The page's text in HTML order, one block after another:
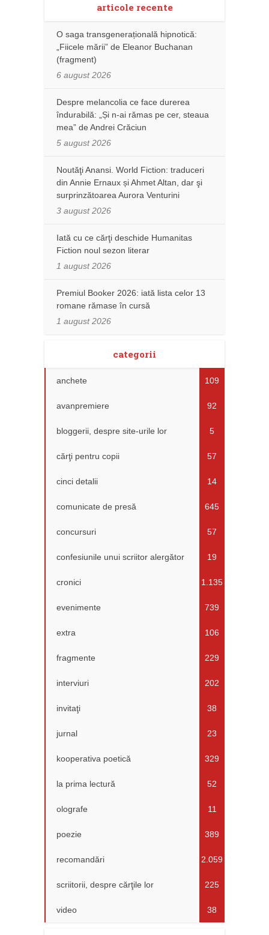
articole recente
O saga transgenerațională hipnotică:
„Fiicele mării” de Eleanor Buchanan
(fragment)
6 august 2026
Despre melancolia ce face durerea
îndurabilă: „Și n-ai rămas pe cer, steaua
mea” de Andrei Crăciun
5 august 2026
Noutăţi Anansi. World Fiction: traduceri
din Annie Ernaux și Ahmet Altan, dar şi
surprinzătoarea Aurora Venturini
3 august 2026
Iată cu ce cărţi deschide Humanitas
Fiction noul sezon literar
1 august 2026
Premiul Booker 2026: iată lista celor 13
romane rămase în cursă
1 august 2026
categorii
anchete 109
avanpremiere 92
bloggerii, despre site-urile lor 5
cărţi pentru copii 57
cinci detalii 14
comunicate de presă 645
concursuri 57
confesiunile unui scriitor alergător 19
cronici 1.135
evenimente 739
extra 106
fragmente 229
interviuri 202
invitaţi 38
jurnal 23
kooperativa poetică 329
la prima lectură 52
olografe 11
poezie 389
recomandări 2.059
scriitorii, despre cărţile lor 225
video 38